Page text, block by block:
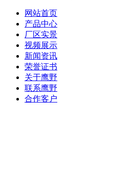
网站首页
产品中心
厂区实景
视频展示
新闻资讯
荣誉证书
关于鹰野
联系鹰野
合作客户